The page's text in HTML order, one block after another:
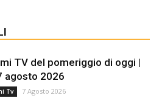
TV del pomeriggio di oggi |
agosto 2026
Tv 7 Agosto 2026